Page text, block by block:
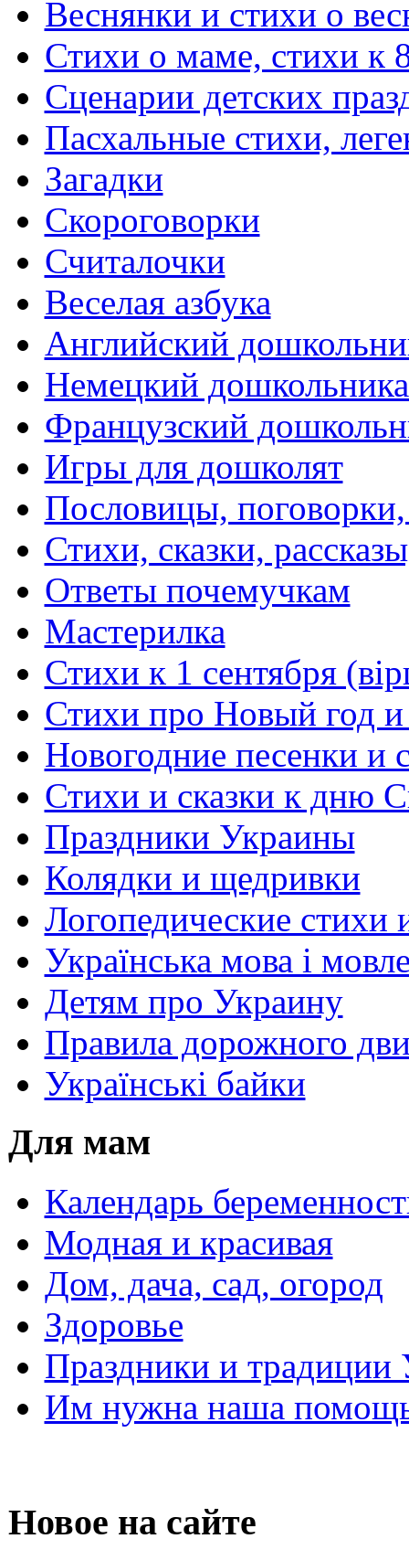
Веснянки и стихи о
Стихи о маме, стихи к
Сценарии детских
Пасхальные стихи,
Загадки
Скороговорки
Считалочки
Веселая азбука
Английский
Немецкий
Французский
Игры для дошколят
Пословицы,
Стихи, сказки,
Ответы почемучкам
Мастерилка
Стихи к 1 сентября
Стихи про Новый год
Новогодние песенки и
Стихи и сказки к дню
Праздники Украины
Колядки и щедривки
Логопедические стихи
Українська мова і
Детям про Украину
Правила дорожного
Українські байки
Для мам
Календарь
Модная и красивая
Дом, дача, сад, огород
Здоровье
Праздники и традиции
Им нужна наша
Новое на сайте